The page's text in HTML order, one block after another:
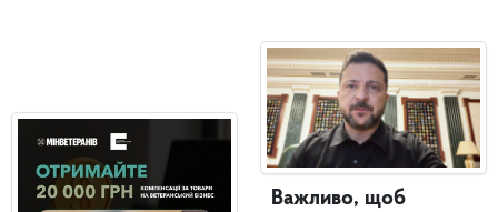
Важливо, щоб